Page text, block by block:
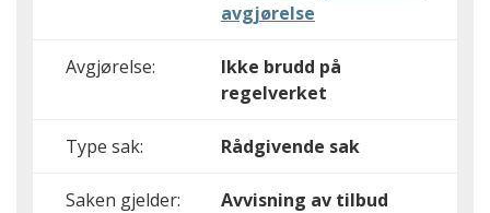
avgjørelse
Avgjørelse:
Ikke brudd på
regelverket
Type sak: Rådgivende sak
Saken gjelder: Avvisning av tilbud